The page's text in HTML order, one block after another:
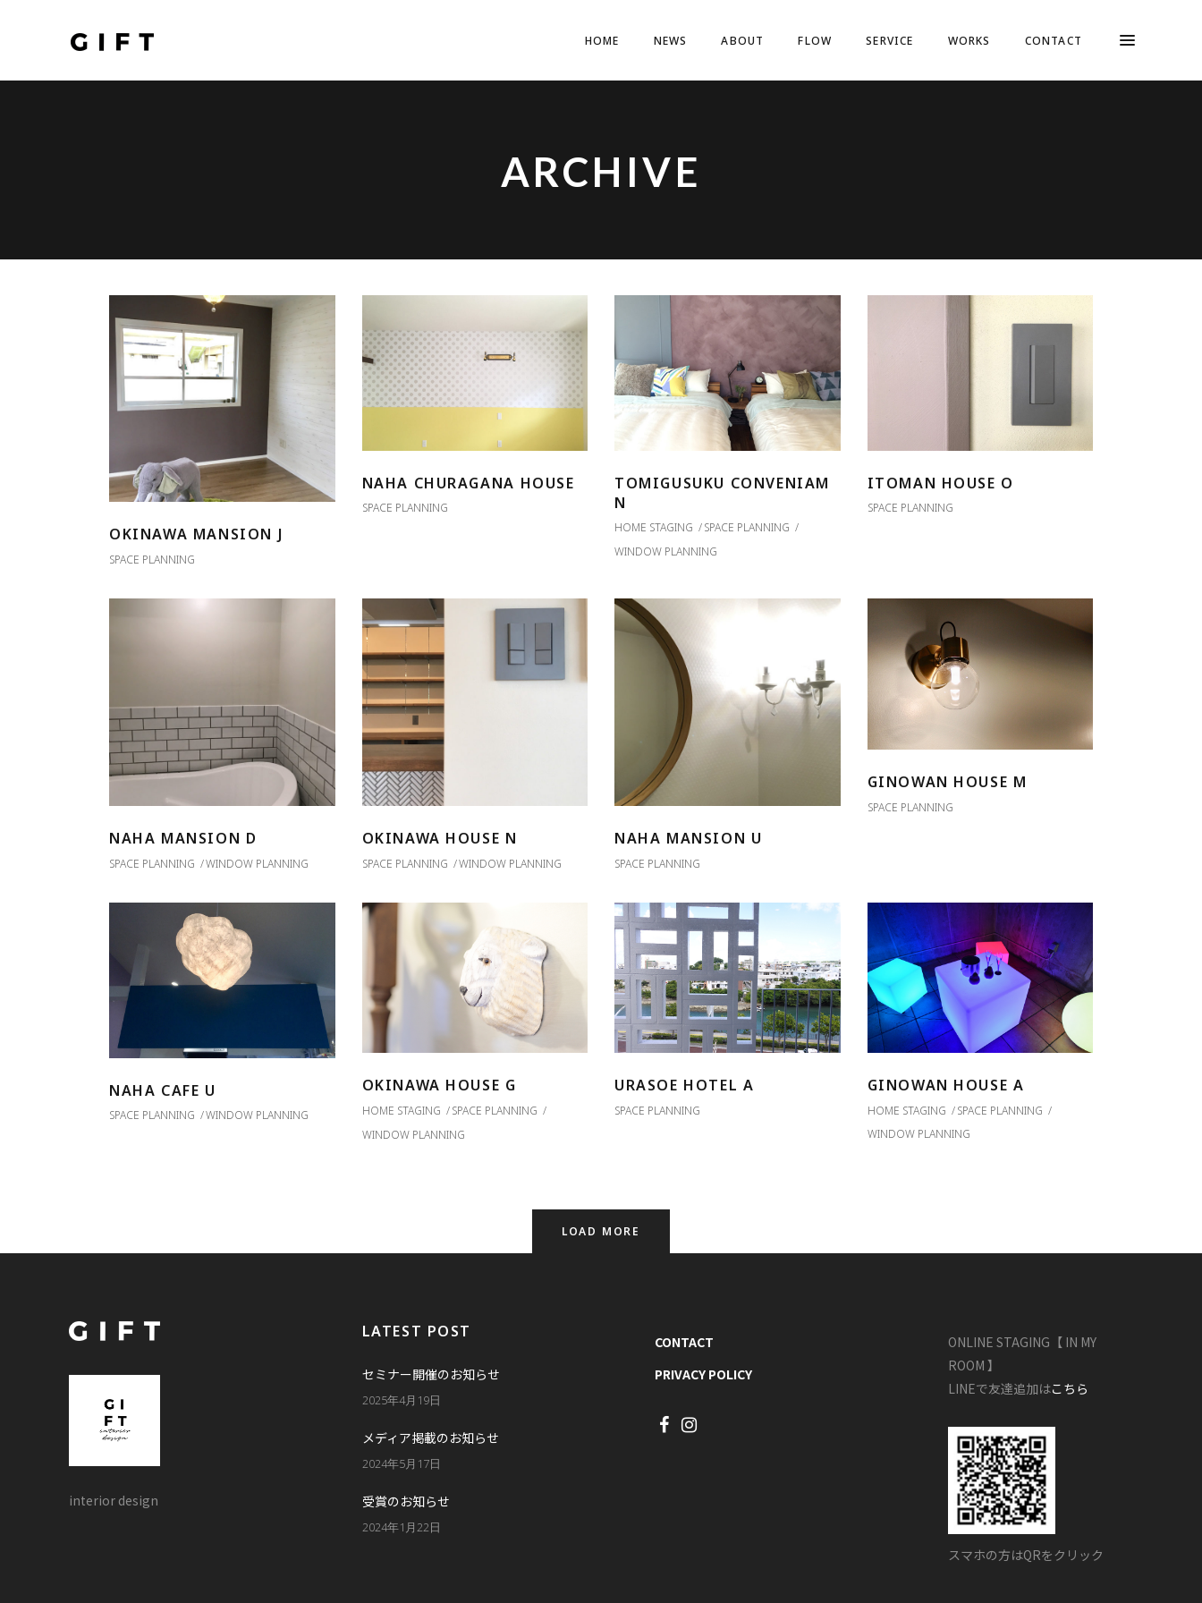
HOME NEWS ABOUT FLOW SERVICE WORKS CONTACT
ARCHIVE
OKINAWA MANSION J
SPACE PLANNING
NAHA CHURAGANA HOUSE
SPACE PLANNING
TOMIGUSUKU CONVENIAM
N
HOME STAGING
SPACE PLANNING
WINDOW PLANNING
ITOMAN HOUSE O
SPACE PLANNING
NAHA MANSION D
SPACE PLANNING WINDOW PLANNING
OKINAWA HOUSE N
SPACE PLANNING WINDOW PLANNING
NAHA MANSION U
SPACE PLANNING
GINOWAN HOUSE M
SPACE PLANNING
NAHA CAFE U
SPACE PLANNING WINDOW PLANNING
OKINAWA HOUSE G
HOME STAGING
SPACE PLANNING
WINDOW PLANNING
URASOE HOTEL A
SPACE PLANNING
GINOWAN HOUSE A
HOME STAGING
SPACE PLANNING
WINDOW PLANNING
LOAD MORE
interior design
LATEST POST
セミナー開催のお知らせ
2025年4月19日
メディア掲載のお知らせ
2024年5月17日
受賞のお知らせ
2024年1月22日
CONTACT
PRIVACY POLICY
ONLINE STAGING【 IN MY
ROOM 】
LINEで友達追加はこちら
スマホの方はQRをクリック